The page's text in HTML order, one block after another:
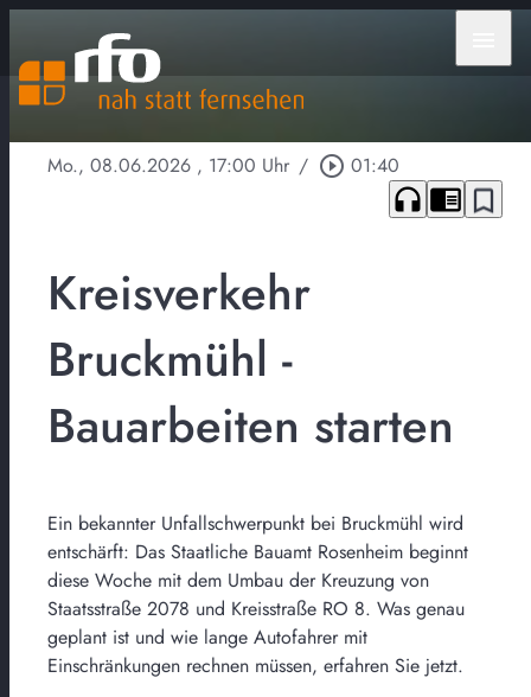
Mo., 08.06.2026 , 17:00 Uhr / play_circle_outline 01:40
headphones chrome_reader_mode bookmark_border
Kreisverkehr
Bruckmühl -
Bauarbeiten starten
Ein bekannter Unfallschwerpunkt bei Bruckmühl wird
entschärft: Das Staatliche Bauamt Rosenheim beginnt
diese Woche mit dem Umbau der Kreuzung von
Staatsstraße 2078 und Kreisstraße RO 8. Was genau
geplant ist und wie lange Autofahrer mit
Einschränkungen rechnen müssen, erfahren Sie jetzt.